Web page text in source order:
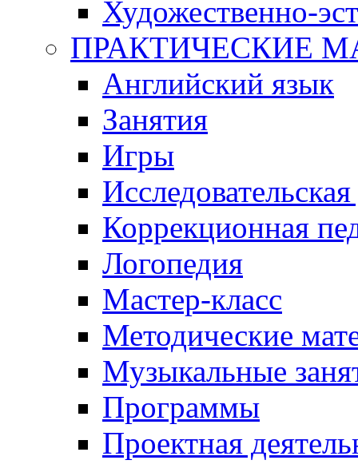
Художественно-
ПРАКТИЧЕСКИЕ
Английский язык
Занятия
Игры
Коррекционная
Логопедия
Мастер-класс
Методические
Музыкальные
Программы
Проектная